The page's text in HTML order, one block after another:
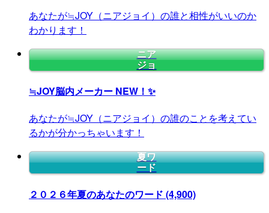
あなたが≒JOY（ニアジョイ）の誰と相性がいいのか
わかります！
ニア
ジョ
≒JOY脳内メーカー NEW！✨
あなたが≒JOY（ニアジョイ）の誰のことを考えてい
るかが分かっちゃいます！
夏ワ
ード
２０２６年夏のあなたのワード (4,900)